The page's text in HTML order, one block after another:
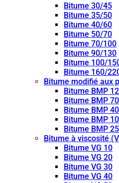
Bitume 30/45
Bitume 35/50
Bitume 40/60
Bitume 50/70
Bitume 70/100
Bitume 90/130
Bitume 100/
Bitume 160/
Bitume modifié aux
Bitume BMP
Bitume BMP 70
Bitume BMP 40
Bitume BMP
Bitume BMP
Bitume à viscosité
Bitume VG 10
Bitume VG 20
Bitume VG 30
Bitume VG 40